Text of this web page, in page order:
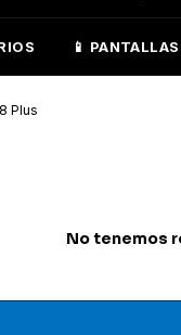
📱 PANTALLAS
Plus
No tenemos